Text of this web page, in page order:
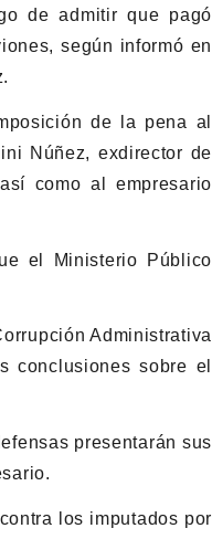
de admitir que pagó
según informó en
de la pena al
Núñez, exdirector de
como al empresario
el Ministerio Público
Administrativa
conclusiones sobre el
presentarán sus
los imputados por